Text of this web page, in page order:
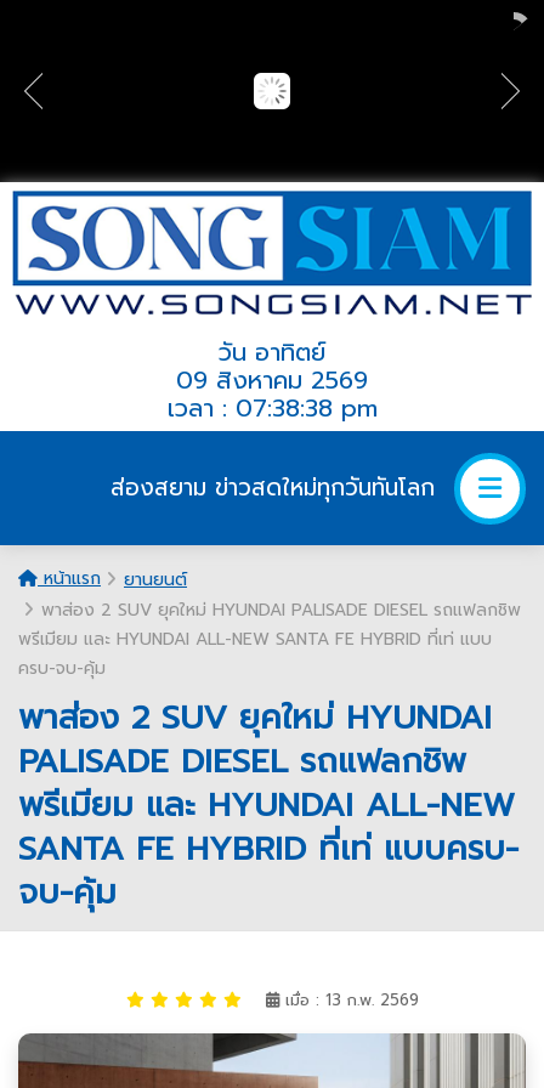
วัน อาทิตย์
09 สิงหาคม 2569
เวลา : 07:38:38 pm
ส่องสยาม ข่าวสดใหม่ทุกวันทันโลก
หน้าแรก
ยานยนต์
พาส่อง 2 SUV ยุคใหม่ HYUNDAI PALISADE DIESEL รถแฟลกชิพ
พรีเมียม และ HYUNDAI ALL-NEW SANTA FE HYBRID ที่เท่ แบบ
ครบ-จบ-คุ้ม
พาส่อง 2 SUV ยุคใหม่ HYUNDAI
PALISADE DIESEL รถแฟลกชิพ
พรีเมียม และ HYUNDAI ALL-NEW
SANTA FE HYBRID ที่เท่ แบบครบ-
จบ-คุ้ม
เมื่อ : 13 ก.พ. 2569